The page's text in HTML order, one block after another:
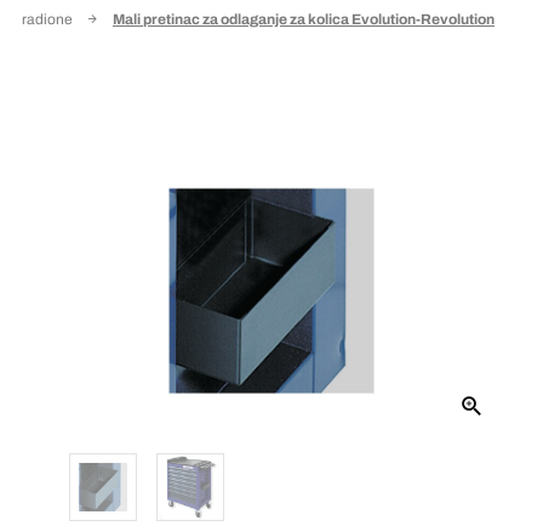
radione Mali pretinac za odlaganje za kolica Evolution-Revolution